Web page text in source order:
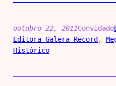
outubro 22, 2011Convidado
Editora Galera Record ,
Histórico